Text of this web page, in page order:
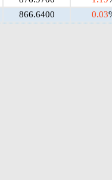
866.6400 0.03